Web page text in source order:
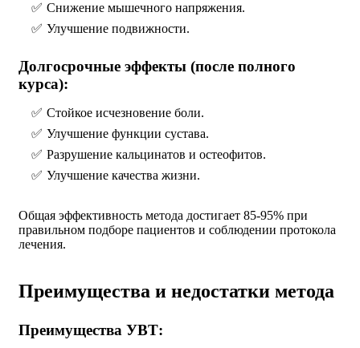
Снижение мышечного напряжения.
Улучшение подвижности.
Долгосрочные эффекты (после полного
курса):
Стойкое исчезновение боли.
Улучшение функции сустава.
Разрушение кальцинатов и остеофитов.
Улучшение качества жизни.
Общая эффективность метода достигает 85-95% при
правильном подборе пациентов и соблюдении протокола
лечения.
Преимущества и недостатки метода
Преимущества УВТ: